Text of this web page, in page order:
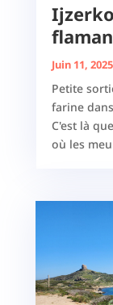
Juin 11, 2025
Petite
farine
C'est là
où les